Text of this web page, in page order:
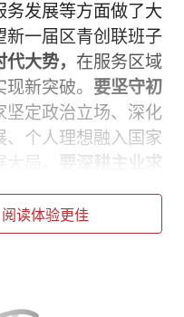
发展等方面做了大
新一届区青创联班子
大势， 在服务区域
新突破。 要坚守初
坚定政治立场、深化
个人理想融入国家
局。
要深耕主业求
突破，以实干实绩
。要担当实干惠民
读体验更佳